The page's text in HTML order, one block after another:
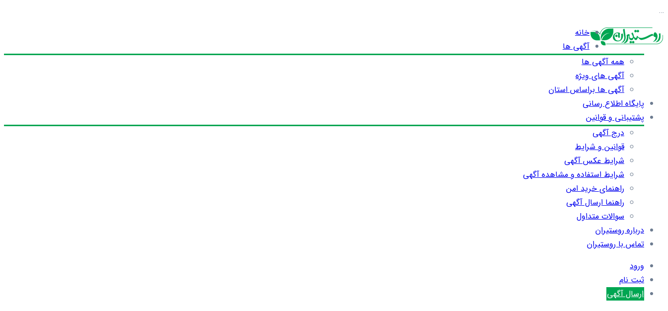
…
خانه
آگهی ها
همه آگهی ها
آگهی های ویژه
آگهی ها براساس استان
پایگاه اطلاع رسانی
پشتیبانی و قوانین
درج آگهی
قوانین و شرایط
شرایط عکس آگهی
شرایط استفاده و مشاهده آگهی
راهنمای خرید امن
راهنما ارسال آگهی
سوالات متداول
درباره روستیران
تماس با روستیران
ورود
ثبت نام
ارسال آگهی